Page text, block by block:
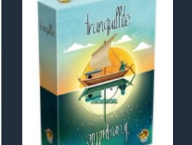
visibility